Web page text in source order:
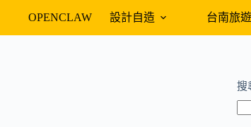
OPENCLAW 設計自造 台南旅遊
搜